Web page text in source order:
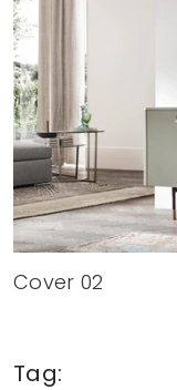
Cover 02
Tag: